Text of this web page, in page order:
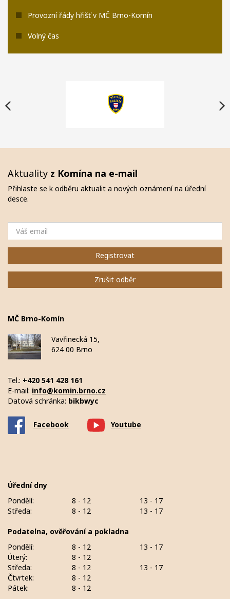
Provozní řády hřišť v MČ Brno-Komín
Volný čas
Aktuality z Komína na e-mail
Přihlaste se k odběru aktualit a nových oznámení na úřední
desce.
Registrovat
Zrušit odběr
MČ Brno-Komín
Vavřinecká 15,
624 00 Brno
Tel.: +420 541 428 161
E-mail: info@komin.brno.cz
Datová schránka: bikbwyc
Facebook Youtube
Úřední dny
Pondělí:
8 - 12
13 - 17
Středa:
8 - 12 13 - 17
Podatelna, ověřování a pokladna
Pondělí:
8 - 12
13 - 17
Úterý:
8 - 12
Středa:
8 - 12
13 - 17
Čtvrtek:
8 - 12
Pátek:
8 - 12